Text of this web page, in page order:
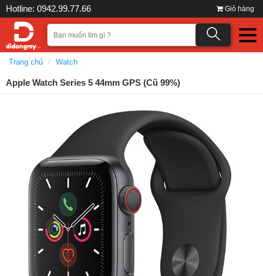
Hotline: 0942.99.77.66 Giỏ hàng
Trang chủ Watch
Apple Watch Series 5 44mm GPS (Cũ 99%)